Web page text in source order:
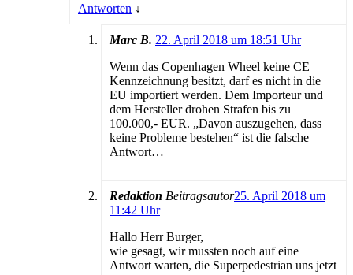
Antworten ↓
Marc B. 22. April 2018 um 18:51 Uhr
Wenn das Copenhagen Wheel keine CE
Kennzeichnung besitzt, darf es nicht in die
EU importiert werden. Dem Importeur und
dem Hersteller drohen Strafen bis zu
100.000,- EUR. „Davon auszugehen, dass
keine Probleme bestehen“ ist die falsche
Antwort…
Redaktion Beitragsautor25. April 2018 um
11:42 Uhr
Hallo Herr Burger,
wie gesagt, wir mussten noch auf eine
Antwort warten, die Superpedestrian uns jetzt